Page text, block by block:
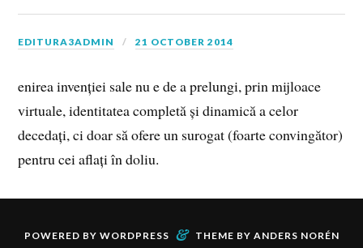
EDITURA3ADMIN 21 OCTOBER 2014
enirea invenției sale nu e de a prelungi, prin mijloace
virtuale, identitatea completă și dinamică a celor
decedați, ci doar să ofere un surogat (foarte convingător)
pentru cei aflați în doliu.
POWERED BY WORDPRESS & THEME BY ANDERS NORÉN